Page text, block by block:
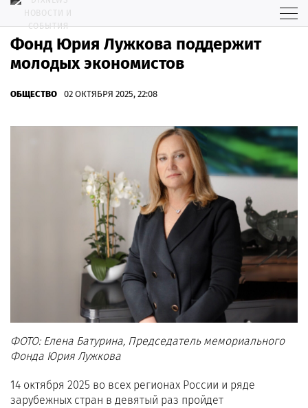
Фонд Юрия Лужкова поддержит
молодых экономистов
ОБЩЕСТВО 02 ОКТЯБРЯ 2025, 22:08
ФОТО: Елена Батурина, Председатель мемориального
Фонда Юрия Лужкова
14 октября 2025 во всех регионах России и ряде
зарубежных стран в девятый раз пройдет